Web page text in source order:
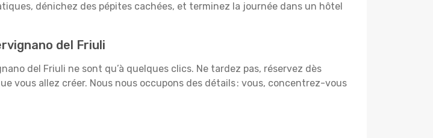
dénichez des pépites cachées, et terminez la journée dans un hôtel
del Friuli
del Friuli ne sont qu’à quelques clics. Ne tardez pas, réservez dès
vous allez créer. Nous nous occupons des détails : vous, concentrez-vous